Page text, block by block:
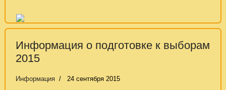
Информация о подготовке к выборам
2015
Информация 24 сентября 2015